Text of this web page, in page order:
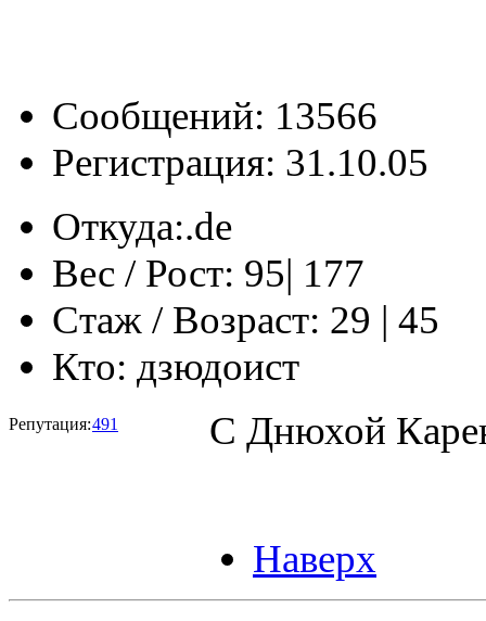
Сообщений: 13566
Регистрация: 31.10.05
Откуда:‎‏‎‏.de
Вес / Рост: 95| 177
Стаж / Возраст: 29 | 45
Кто: дзюдоист
Репутация:491 С Днюхой
Наверх